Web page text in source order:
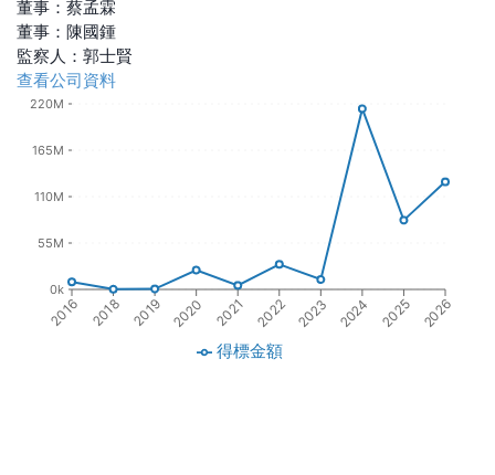
董事 ： 蔡孟霖
董事 ： 陳國鍾
監察人 ： 郭士賢
查看公司資料
2016 2018 2019 2020 2021 2022 2023 2024 2025 2026
0k
55M
110M
165M
220M
得標金額